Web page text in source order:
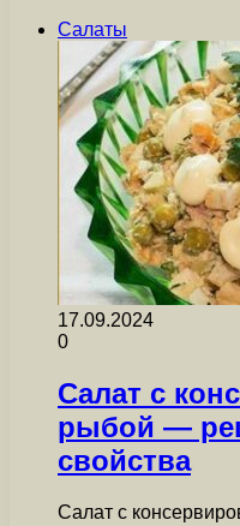
Салаты
17.09.2024
0
Салат с
рыбой —
свойства
Салат с